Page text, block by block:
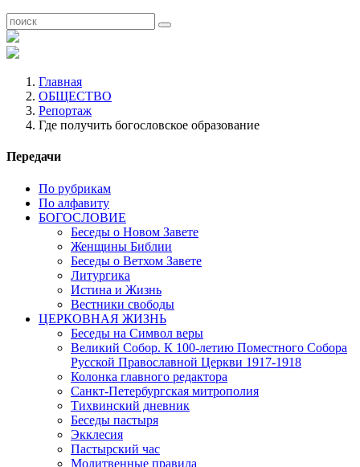
Главная
ОБЩЕСТВО
Репортаж
Где получить богословское образование
Передачи
По рубрикам
По алфавиту
БОГОСЛОВИЕ
Беседы о Новом Завете
Женщины Библии
Беседы о Ветхом Завете
Литургика
Истина и Жизнь
Вестники свободы
ЦЕРКОВНАЯ ЖИЗНЬ
Беседы на Символ веры
Великий Собор. К 100-летию Поместного Собора
Русской Православной Церкви 1917-1918
Колонка главного редактора
Санкт-Петербургская митрополия
Тихвинский дневник
Беседы пастыря
Экклесия
Пастырский час
Молитвенные правила